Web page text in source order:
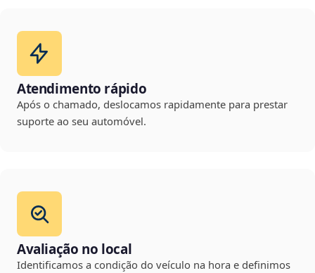
Atendimento rápido
Após o chamado, deslocamos rapidamente para prestar
suporte ao seu automóvel.
Avaliação no local
Identificamos a condição do veículo na hora e definimos